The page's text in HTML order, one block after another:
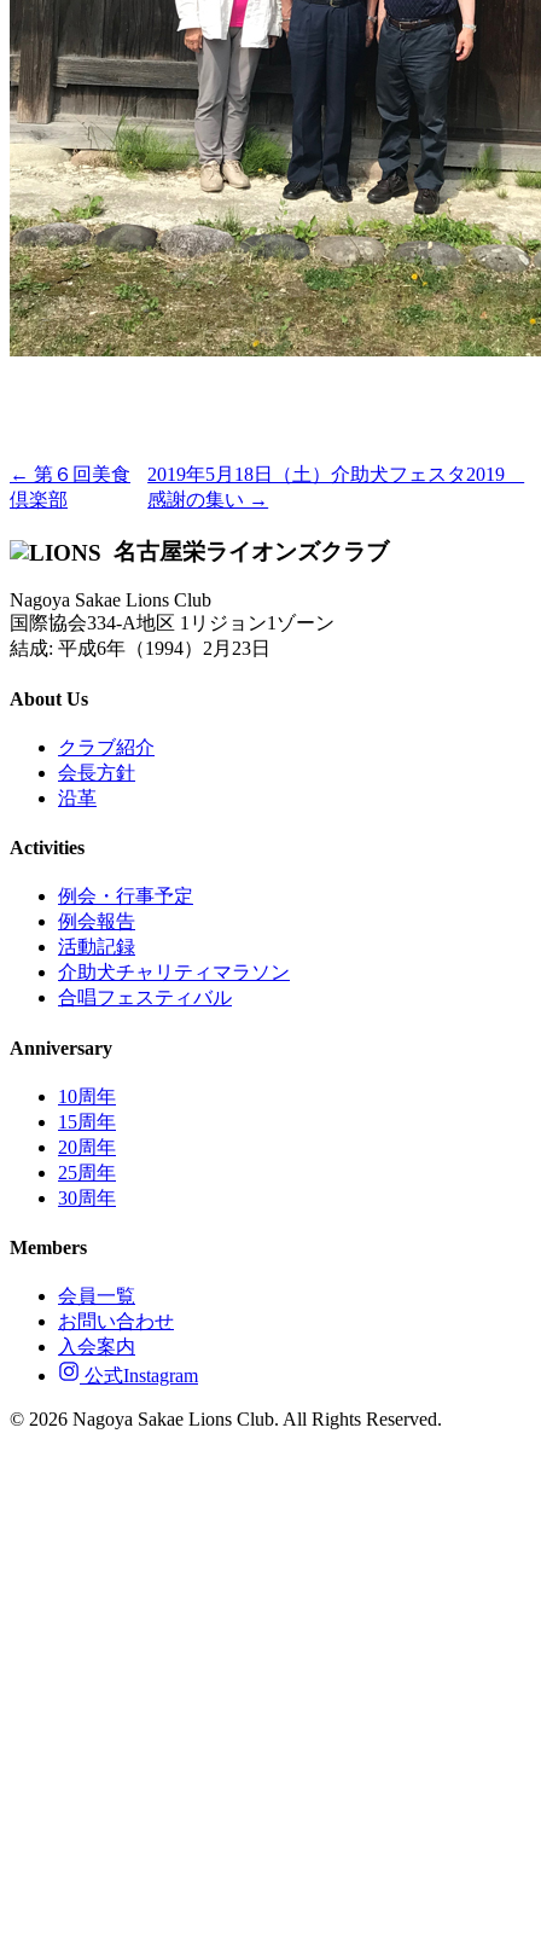
← 第６回美食
倶楽部
2019年5月18日（土）介助犬フェスタ2019
感謝の集い →
名古屋栄ライオンズクラブ
Nagoya Sakae Lions Club
国際協会334-A地区 1リジョン1ゾーン
結成: 平成6年（1994）2月23日
About Us
クラブ紹介
会長方針
沿革
Activities
例会・行事予定
例会報告
活動記録
介助犬チャリティマラソン
合唱フェスティバル
Anniversary
10周年
15周年
20周年
25周年
30周年
Members
会員一覧
お問い合わせ
入会案内
公式Instagram
© 2026 Nagoya Sakae Lions Club. All Rights Reserved.